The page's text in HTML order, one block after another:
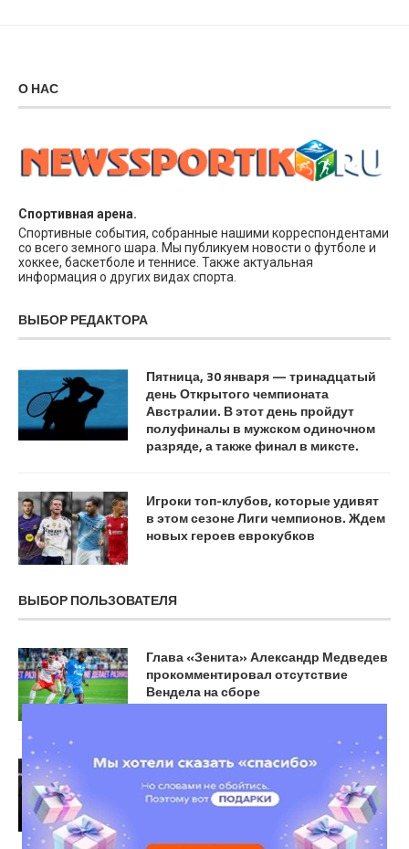
О НАС
Спортивная арена.
Спортивные события, собранные нашими корреспондентами
со всего земного шара. Мы публикуем новости о футболе и
хоккее, баскетболе и теннисе. Также актуальная
информация о других видах спорта.
ВЫБОР РЕДАКТОРА
Пятница, 30 января — тринадцатый
день Открытого чемпионата
Австралии. В этот день пройдут
полуфиналы в мужском одиночном
разряде, а также финал в миксте.
Игроки топ-клубов, которые удивят
в этом сезоне Лиги чемпионов. Ждем
новых героев еврокубков
ВЫБОР ПОЛЬЗОВАТЕЛЯ
Глава «Зенита» Александр Медведев
прокомментировал отсутствие
Вендела на сборе
Пимблетт разнёс оппозицию
Царукяна